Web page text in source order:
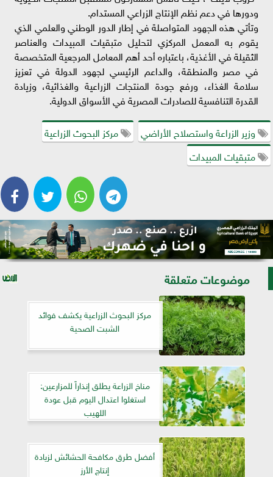
ودورها في دعم نظم الإنتاج الزراعي المستدام.
وتأتي هذه الجهود المتواصلة في إطار الدور الوطني والعلمي الذي
يقوم به المعمل المركزي لتحليل متبقيات المبيدات والعناصر
الثقيلة في الأغذية، باعتباره أحد أهم المعامل المرجعية المتخصصة
في مصر والمنطقة، والداعم الرئيسي لجهود الدولة في تعزيز
سلامة الغذاء، ورفع جودة المنتجات الزراعية والغذائية، وزيادة
القدرة التنافسية للصادرات المصرية في الأسواق الدولية.
وزير الزراعة واستصلاح الأراضي
مركز البحوث الزراعية
متبقيات المبيدات
موضوعات متعلقة
مركز البحوث الزراعية يكشف فوائد
الشبت الصحية
مناخ الزراعة يطلق إنذاراً للمزارعين:
استغلوا اعتدال اليوم قبل عودة
اللهيب
أفضل طرق مكافحة الحشائش لزيادة
إنتاج الأرز